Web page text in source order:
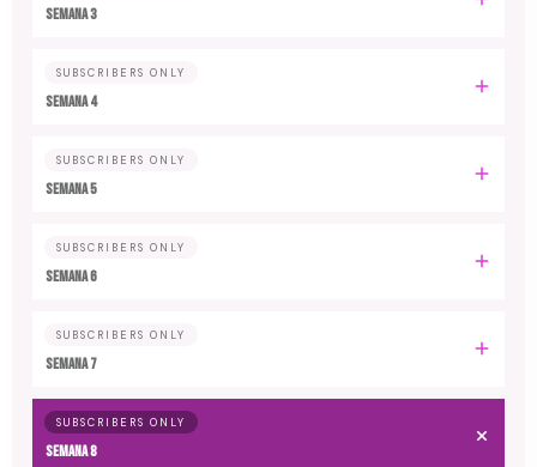
Semana 3
SUBSCRIBERS ONLY
Semana 4
SUBSCRIBERS ONLY
Semana 5
SUBSCRIBERS ONLY
Semana 6
SUBSCRIBERS ONLY
Semana 7
SUBSCRIBERS ONLY
Semana 8